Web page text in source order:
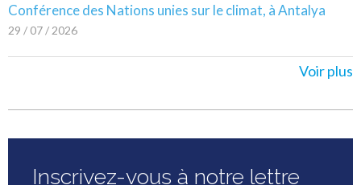
Conférence des Nations unies sur le climat, à Antalya
29 / 07 / 2026
Voir plus
Inscrivez-vous à notre lettre